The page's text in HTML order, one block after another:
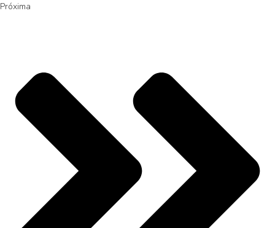
Próxima